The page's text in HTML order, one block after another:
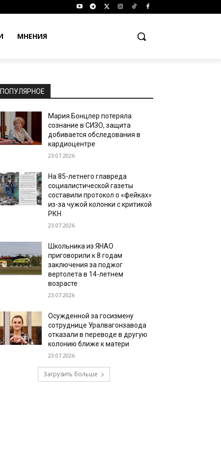
МНЕНИЯ
ПОПУЛЯРНОЕ
Мария Бонцлер потеряла
сознание в СИЗО, защита
добивается обследования в
кардиоцентре
23.07.2026
На 85-летнего главреда
социалистической газеты
составили протокол о «фейках»
из-за чужой колонки с критикой
РКН
23.07.2026
Школьника из ЯНАО
приговорили к 8 годам
заключения за поджог
вертолета в 14-летнем
возрасте
23.07.2026
Осужденной за госизмену
сотруднице Уралвагонзавода
отказали в переводе в другую
колонию ближе к матери
23.07.2026
Загрузить больше